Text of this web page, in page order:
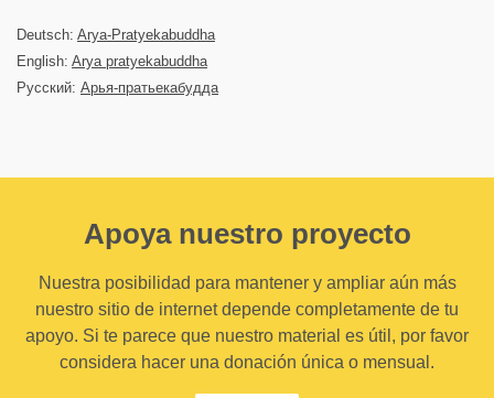
Deutsch: Arya-Pratyekabuddha
English: Arya pratyekabuddha
Русский: Арья-пратьекабудда
Apoya nuestro proyecto
Nuestra posibilidad para mantener y ampliar aún más
nuestro sitio de internet depende completamente de tu
apoyo. Si te parece que nuestro material es útil, por favor
considera hacer una donación única o mensual.